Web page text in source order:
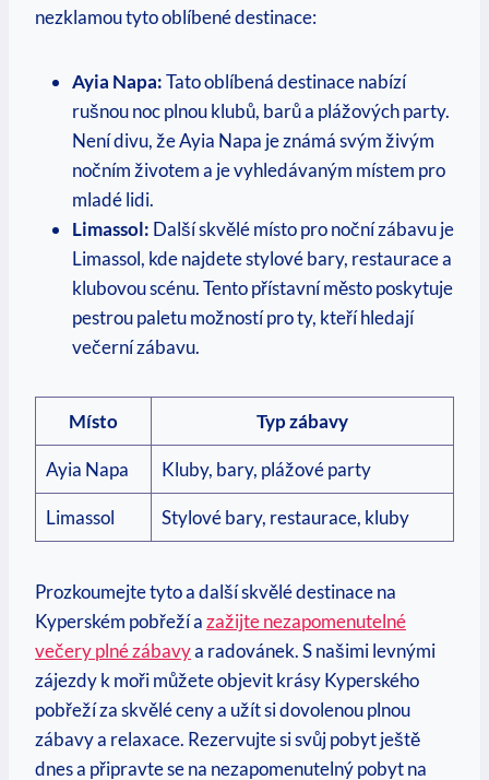
nezklamou tyto ​oblíbené destinace:
Ayia Napa:Tato oblíbená destinace nabízí
rušnou noc plnou klubů, barů ⁤a plážových party.
Není divu, že Ayia Napa je‌ známá svým ​živým
nočním životem ⁣a je vyhledávaným místem pro
mladé lidi.
Limassol: Další skvělé místo ​pro noční zábavu je
⁢Limassol, kde ⁣najdete stylové bary, restaurace⁤ a
klubovou scénu. Tento ⁤přístavní město‌ poskytuje
pestrou ‌paletu možností pro ty, kteří‌ hledají
večerní zábavu.
Místo Typ ‌zábavy
Ayia ​Napa Kluby, bary, plážové party
Limassol Stylové ⁢bary, ⁤restaurace, kluby
Prozkoumejte tyto a další skvělé destinace na
‍Kyperském ⁢pobřeží azažijte nezapomenutelné
večery plné zábavya radovánek. S​ našimi levnými
zájezdy k​ moři můžete objevit krásy ​Kyperského
pobřeží ‍za skvělé⁣ ceny a užít ‌si​ dovolenou plnou
zábavy a relaxace. Rezervujte si ‌svůj pobyt ještě​
dnes a připravte ‍se na nezapomenutelný pobyt na